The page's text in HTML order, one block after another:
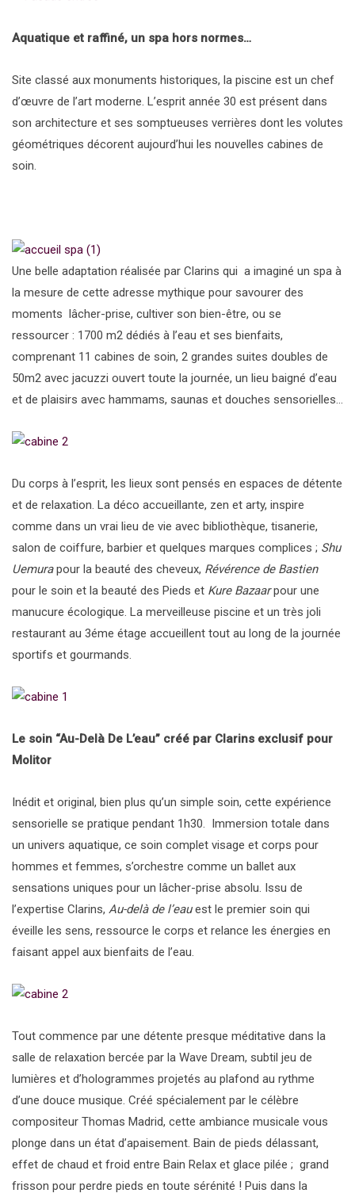
Aquatique et raffiné, un spa hors normes…
Site classé aux monuments historiques, la piscine est un chef
d’œuvre de l’art moderne. L’esprit année 30 est présent dans
son architecture et ses somptueuses verrières dont les volutes
géométriques décorent aujourd’hui les nouvelles cabines de
soin.
Une belle adaptation réalisée par Clarins qui a imaginé un spa à
la mesure de cette adresse mythique pour savourer des
moments lâcher-prise, cultiver son bien-être, ou se
ressourcer : 1700 m2 dédiés à l’eau et ses bienfaits,
comprenant 11 cabines de soin, 2 grandes suites doubles de
50m2 avec jacuzzi ouvert toute la journée, un lieu baigné d’eau
et de plaisirs avec hammams, saunas et douches sensorielles…
Du corps à l’esprit, les lieux sont pensés en espaces de détente
et de relaxation. La déco accueillante, zen et arty, inspire
comme dans un vrai lieu de vie avec bibliothèque, tisanerie,
salon de coiffure, barbier et quelques marques complices ; Shu
Uemurapour la beauté des cheveux, Révérence de Bastien
pour le soin et la beauté des Pieds et Kure Bazaarpour une
manucure écologique. La merveilleuse piscine et un très joli
restaurant au 3éme étage accueillent tout au long de la journée
sportifs et gourmands.
Le soin “Au-Delà De L’eau” créé par Clarins exclusif pour
Molitor
Inédit et original, bien plus qu’un simple soin, cette expérience
sensorielle se pratique pendant 1h30. Immersion totale dans
un univers aquatique, ce soin complet visage et corps pour
hommes et femmes, s’orchestre comme un ballet aux
sensations uniques pour un lâcher-prise absolu. Issu de
l’expertise Clarins, Au-delà de l’eauest le premier soin qui
éveille les sens, ressource le corps et relance les énergies en
faisant appel aux bienfaits de l’eau.
Tout commence par une détente presque méditative dans la
salle de relaxation bercée par la Wave Dream, subtil jeu de
lumières et d’hologrammes projetés au plafond au rythme
d’une douce musique. Créé spécialement par le célèbre
compositeur Thomas Madrid, cette ambiance musicale vous
plonge dans un état d’apaisement. Bain de pieds délassant,
effet de chaud et froid entre Bain Relax et glace pilée ; grand
frisson pour perdre pieds en toute sérénité ! Puis dans la